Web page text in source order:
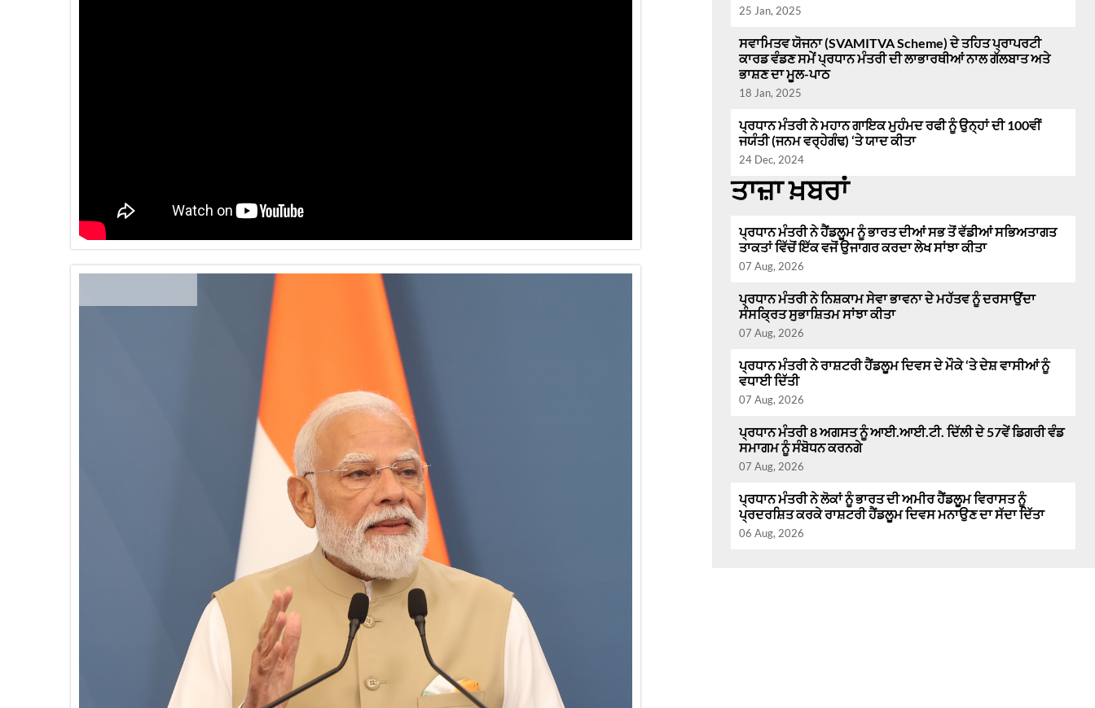
25 Jan, 2025
ਸਵਾਮਿਤਵ ਯੋਜਨਾ (SVAMITVA Scheme) ਦੇ ਤਹਿਤ ਪ੍ਰਾਪਰਟੀ
ਕਾਰਡ ਵੰਡਣ ਸਮੇਂ ਪ੍ਰਧਾਨ ਮੰਤਰੀ ਦੀ ਲਾਭਾਰਥੀਆਂ ਨਾਲ ਗੱਲਬਾਤ ਅਤੇ
ਭਾਸ਼ਣ ਦਾ ਮੂਲ-ਪਾਠ
18 Jan, 2025
ਪ੍ਰਧਾਨ ਮੰਤਰੀ ਨੇ ਮਹਾਨ ਗਾਇਕ ਮੁਹੰਮਦ ਰਫੀ ਨੂੰ ਉਨ੍ਹਾਂ ਦੀ 100ਵੀਂ
ਜਯੰਤੀ (ਜਨਮ ਵਰ੍ਹੇਗੰਢ) ‘ਤੇ ਯਾਦ ਕੀਤਾ
24 Dec, 2024
ਤਾਜ਼ਾ ਖ਼ਬਰਾਂ
ਪ੍ਰਧਾਨ ਮੰਤਰੀ ਨੇ ਹੈਂਡਲੂਮ ਨੂੰ ਭਾਰਤ ਦੀਆਂ ਸਭ ਤੋਂ ਵੱਡੀਆਂ ਸਭਿਅਤਾਗਤ
ਤਾਕਤਾਂ ਵਿੱਚੋਂ ਇੱਕ ਵਜੋਂ ਉਜਾਗਰ ਕਰਦਾ ਲੇਖ ਸਾਂਝਾ ਕੀਤਾ
07 Aug, 2026
ਪ੍ਰਧਾਨ ਮੰਤਰੀ ਨੇ ਨਿਸ਼ਕਾਮ ਸੇਵਾ ਭਾਵਨਾ ਦੇ ਮਹੱਤਵ ਨੂੰ ਦਰਸਾਉਂਦਾ
ਸੰਸਕ੍ਰਿਤ ਸੁਭਾਸ਼ਿਤਮ ਸਾਂਝਾ ਕੀਤਾ
07 Aug, 2026
ਪ੍ਰਧਾਨ ਮੰਤਰੀ ਨੇ ਰਾਸ਼ਟਰੀ ਹੈਂਡਲੂਮ ਦਿਵਸ ਦੇ ਮੌਕੇ ‘ਤੇ ਦੇਸ਼ ਵਾਸੀਆਂ ਨੂੰ
ਵਧਾਈ ਦਿੱਤੀ
07 Aug, 2026
ਪ੍ਰਧਾਨ ਮੰਤਰੀ 8 ਅਗਸਤ ਨੂੰ ਆਈ.ਆਈ.ਟੀ. ਦਿੱਲੀ ਦੇ 57ਵੇਂ ਡਿਗਰੀ ਵੰਡ
ਸਮਾਗਮ ਨੂੰ ਸੰਬੋਧਨ ਕਰਨਗੇ
07 Aug, 2026
ਪ੍ਰਧਾਨ ਮੰਤਰੀ ਨੇ ਲੋਕਾਂ ਨੂੰ ਭਾਰਤ ਦੀ ਅਮੀਰ ਹੈਂਡਲੂਮ ਵਿਰਾਸਤ ਨੂੰ
ਪ੍ਰਦਰਸ਼ਿਤ ਕਰਕੇ ਰਾਸ਼ਟਰੀ ਹੈਂਡਲੂਮ ਦਿਵਸ ਮਨਾਉਣ ਦਾ ਸੱਦਾ ਦਿੱਤਾ
06 Aug, 2026